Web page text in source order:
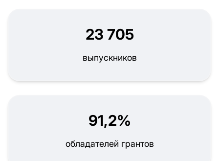
23 705
выпускников
91,2%
обладателей грантов